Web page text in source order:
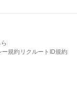
ー規約 リクルートID規約